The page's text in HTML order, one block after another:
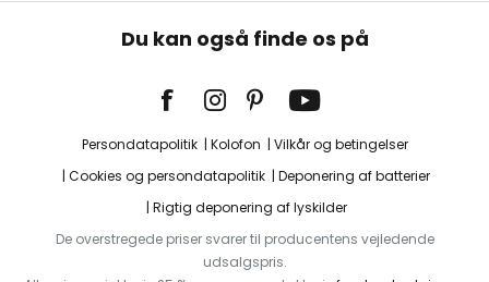
Du kan også finde os på
Persondatapolitik Kolofon
Vilkår og betingelser
Cookies og persondatapolitik
Deponering af batterier
Rigtig deponering af lyskilder
De overstregede priser svarer til producentens vejledende
udsalgspris.